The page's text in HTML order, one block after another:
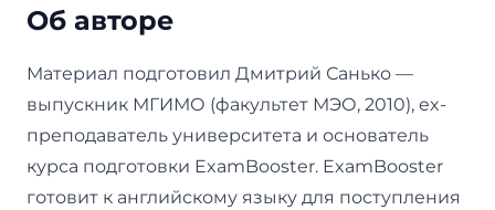
Об авторе
Материал подготовил Дмитрий Санько —
выпускник МГИМО (факультет МЭО, 2010), ex-
преподаватель университета и основатель
курса подготовки ExamBooster. ExamBooster
готовит к английскому языку для поступления